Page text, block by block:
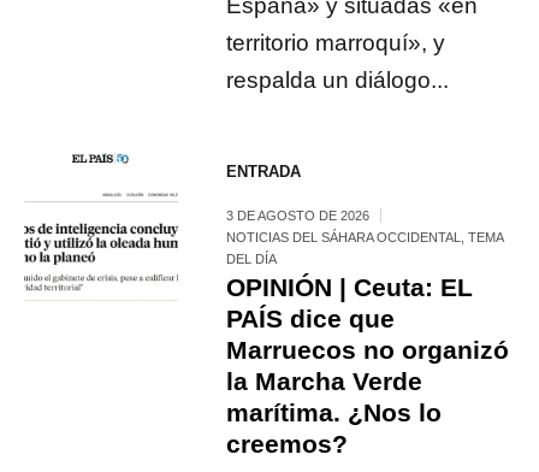
España» y situadas «en
territorio marroquí», y
respalda un diálogo...
ENTRADA
3 DE AGOSTO DE 2026
NOTICIAS DEL SÁHARA OCCIDENTAL
,TEMA
DEL DÍA
OPINIÓN | Ceuta: EL
PAÍS dice que
Marruecos no organizó
la Marcha Verde
marítima. ¿Nos lo
creemos?